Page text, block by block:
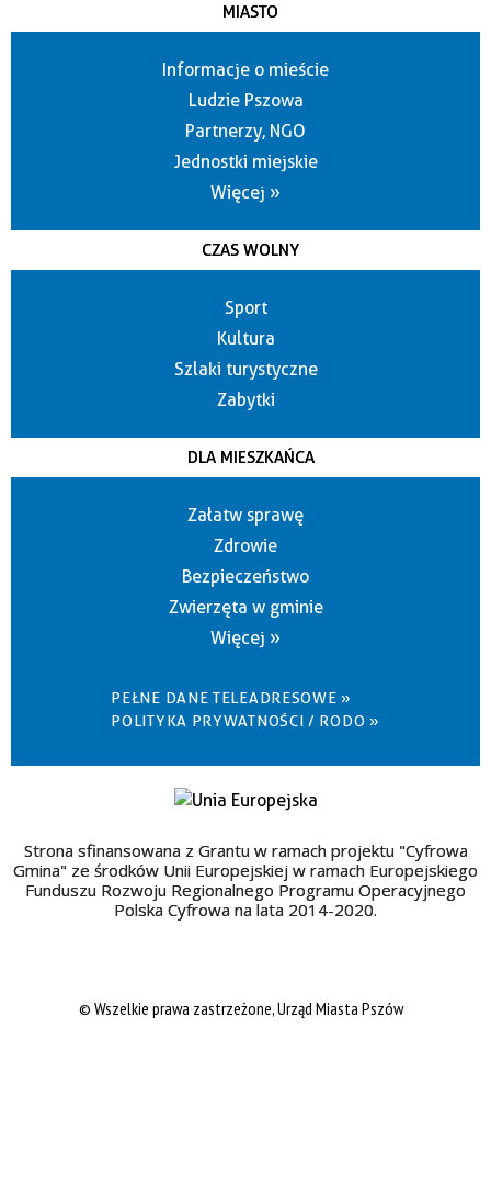
MIASTO
Informacje o mieście
Ludzie Pszowa
Partnerzy, NGO
Jednostki miejskie
Więcej »
CZAS WOLNY
Sport
Kultura
Szlaki turystyczne
Zabytki
DLA MIESZKAŃCA
Załatw sprawę
Zdrowie
Bezpieczeństwo
Zwierzęta w gminie
Więcej »
PEŁNE DANE TELEADRESOWE »
POLITYKA PRYWATNOŚCI / RODO »
Strona sfinansowana z Grantu w ramach projektu "Cyfrowa
Gmina" ze środków Unii Europejskiej w ramach Europejskiego
Funduszu Rozwoju Regionalnego Programu Operacyjnego
Polska Cyfrowa na lata 2014-2020.
© Wszelkie prawa zastrzeżone, Urząd Miasta Pszów